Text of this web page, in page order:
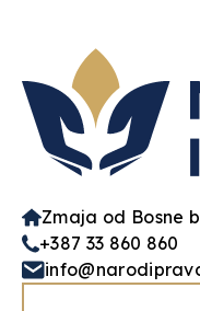
Zmaja od Bosne
+387 33 860 860